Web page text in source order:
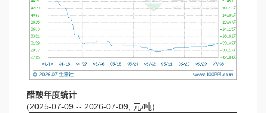
醋酸年度统计
(2025-07-09 -- 2026-07-09, 元/吨)